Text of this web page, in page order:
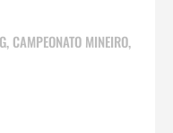
, CAMPEONATO MINEIRO,